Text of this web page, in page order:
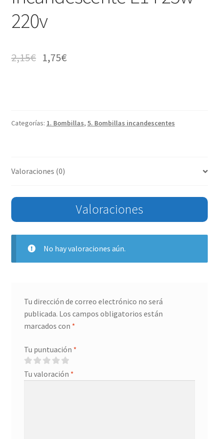
220v
2,15€ 1,75€
Categorías: 1. Bombillas, 5. Bombillas incandescentes
Valoraciones (0)
Valoraciones
No hay valoraciones aún.
Tu dirección de correo electrónico no será
publicada. Los campos obligatorios están
marcados con *
Tu puntuación *
Tu valoración *